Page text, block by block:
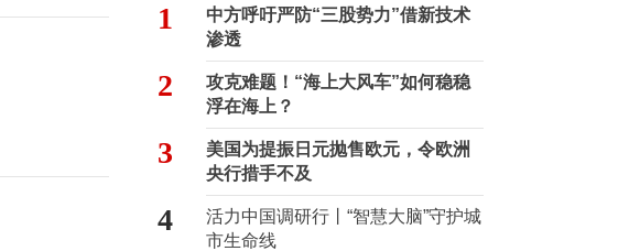
1
中方呼吁严防“三股势力”借新技术
渗透
2
攻克难题！“海上大风车”如何稳稳
浮在海上？
3
美国为提振日元抛售欧元，令欧洲
央行措手不及
4
活力中国调研行丨“智慧大脑”守护城
市生命线